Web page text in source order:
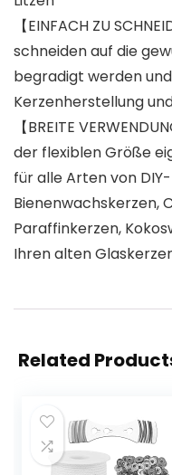
【EINFACH ZU
schneiden auf die
begradigt werden
Kerzenherstellung
【BREITE
der flexiblen Größe
für alle Arten von
Bienenwachskerzen,
Paraffinkerzen,
Ihren alten
Related